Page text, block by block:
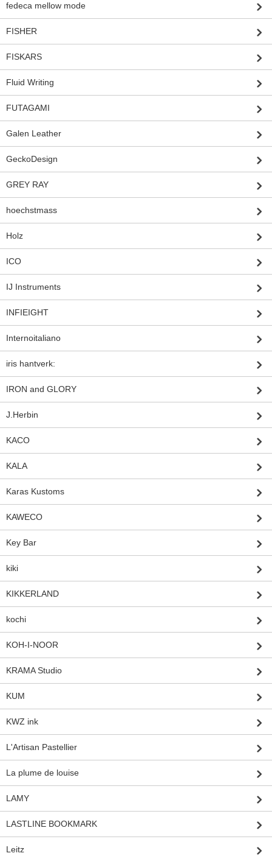
fedeca mellow mode
FISHER
FISKARS
Fluid Writing
FUTAGAMI
Galen Leather
GeckoDesign
GREY RAY
hoechstmass
Holz
ICO
IJ Instruments
INFIEIGHT
Internoitaliano
iris hantverk:
IRON and GLORY
J.Herbin
KACO
KALA
Karas Kustoms
KAWECO
Key Bar
kiki
KIKKERLAND
kochi
KOH-I-NOOR
KRAMA Studio
KUM
KWZ ink
L'Artisan Pastellier
La plume de louise
LAMY
LASTLINE BOOKMARK
Leitz